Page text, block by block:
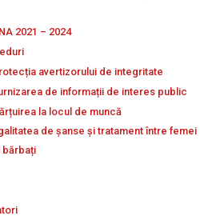
2021 – 2024
avertizorului de integritate
de informații de interes public
la locul de muncă
de șanse și tratament între femei
bărbați